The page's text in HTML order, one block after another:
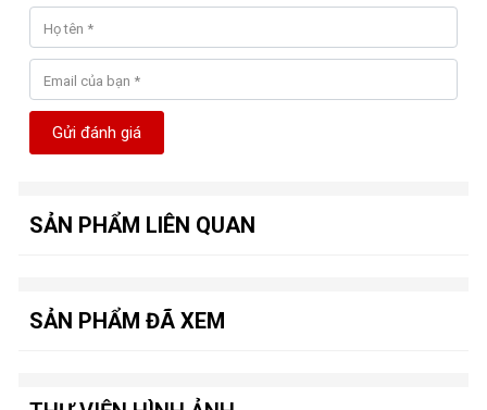
Gửi đánh giá
SẢN PHẨM LIÊN QUAN
SẢN PHẨM ĐÃ XEM